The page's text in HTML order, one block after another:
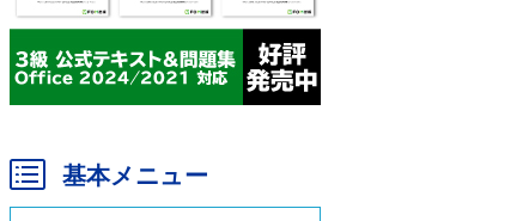
基本メニュー